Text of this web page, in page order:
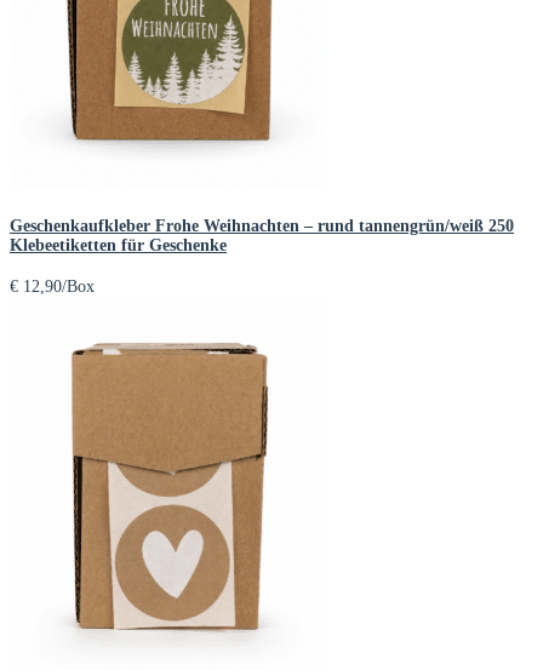
Geschenkaufkleber Frohe Weihnachten – rund tannengrün/weiß 250
Klebeetiketten für Geschenke
€ 12,90/Box